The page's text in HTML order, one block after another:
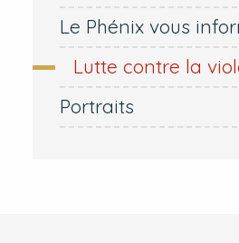
Le Phénix vous
Lutte contre la
Portraits